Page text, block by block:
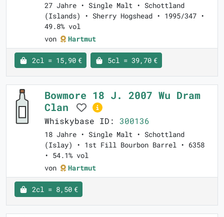
27 Jahre • Single Malt • Schottland
(Islands) • Sherry Hogshead • 1995/347 •
49.8% vol
von
Hartmut
2cl = 15,90 € 5cl = 39,70 €
Bowmore 18 J. 2007 Wu Dram
Clan
Whiskybase ID: 300136
18 Jahre • Single Malt • Schottland
(Islay) • 1st Fill Bourbon Barrel • 6358
• 54.1% vol
von
Hartmut
2cl = 8,50 €